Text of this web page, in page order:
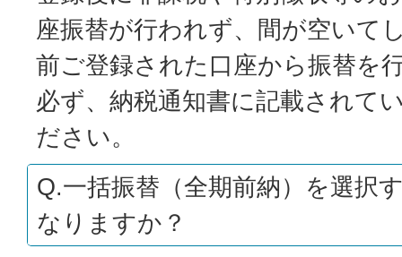
座振替が行われず、間が空いて
前ご登録された口座から振替を
必ず、納税通知書に記載されて
ださい。
Q.一括振替（全期前納）を選択
なりますか？